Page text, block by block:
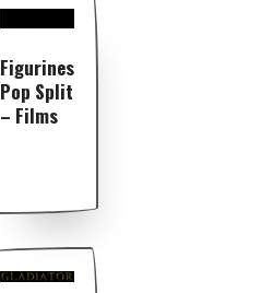
Figurines
Pop Split
– Films